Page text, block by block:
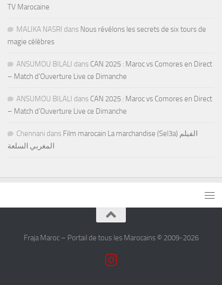
TV Marocaine
MALIKA NASRI dans Nous révélons les secrets de six tours de
magie célèbres
ANSUMOU BILALI dans CAN 2025 : Maroc vs Comores en Direct
– Match d’Ouverture Live ce Dimanche
ANSUMOU BILALI dans CAN 2025 : Maroc vs Comores en Direct
– Match d’Ouverture Live ce Dimanche
Chennani dans Film marocain La marchandise (Sel3a) الفيلم
المغربي السلعة
Fraja Maroc – Portail de tous les Marocains © 2009-2026